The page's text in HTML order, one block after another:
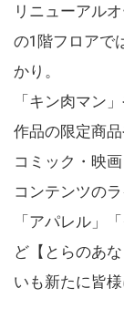
リニューアル
の1階フロアで
かり。
「キン肉マン
作品の限定商品
コミック・映
コンテンツのラ
「アパレル」
ど【とらのあ
いも新たに皆